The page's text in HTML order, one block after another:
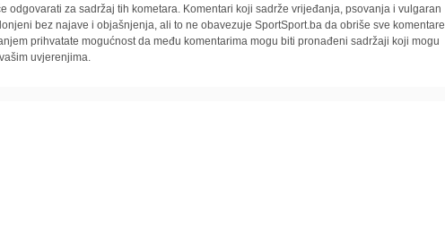
odgovarati za sadržaj tih kometara. Komentari koji sadrže vrijeđanja, psovanja i vulgaran
bez najave i objašnjenja, ali to ne obavezuje SportSport.ba da obriše sve komentare
prihvatate mogućnost da među komentarima mogu biti pronađeni sadržaji koji mogu
uvjerenjima.